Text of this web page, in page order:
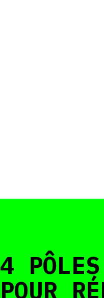
4 PÔLES
POUR